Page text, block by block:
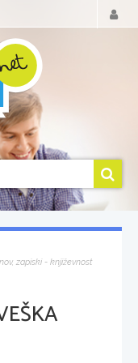
zapiski - književnost